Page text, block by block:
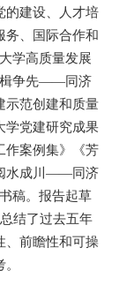
的建设、人才培
务、国际合作和
学高质量发展
楫争先——同济
范创建和质量
党建研究成果
案例集》《芳
水成川——同济
稿。报告起草
结了过去五年
、前瞻性和可操